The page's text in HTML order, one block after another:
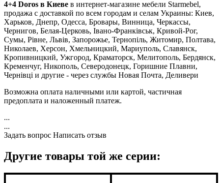
4+4 Doros в Киеве в интернет-магазине мебели Starmebel,
продажа с доставкой по всем городам и селам Украины: Киев,
Харьков, Днепр, Одесса, Бровары, Винница, Черкассы,
Чернигов, Белая-Церковь, Івано-Франківськ, Кривой-Рог,
Сумы, Рівне, Львів, Запорожье, Тернопіль, Житомир, Полтава,
Николаев, Херсон, Хмельницкий, Мариуполь, Славянск,
Кропивницкий, Ужгород, Краматорск, Мелитополь, Бердянск,
Кременчуг, Никополь, Северодонецк, Горишние Плавни,
Чернівці и другие - через службы Новая Почта, Деливери
Возможна оплата наличными или картой, частичная
предоплата и наложенный платеж.
...
...
Задать вопрос Написать отзыв
Другие товары той же серии: